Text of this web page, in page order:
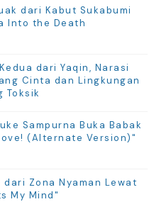
dari Kabut Sukabumi
Into the Death
dari Yaqin, Narasi
Cinta dan Lingkungan
Toksik
Sampurna Buka Babak
(Alternate Version)"
dari Zona Nyaman Lewat
My Mind"